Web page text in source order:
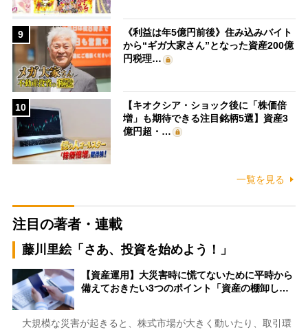
9
《利益は年5億円前後》住み込みバイト
から“ギガ大家さん”となった資産200億
円税理…
10
【キオクシア・ショック後に「株価倍
増」も期待できる注目銘柄5選】資産3
億円超・…
一覧を見る
注目の著者・連載
藤川里絵「さあ、投資を始めよう！」
【資産運用】大災害時に慌てないために平時から
備えておきたい3つのポイント「資産の棚卸し…
大規模な災害が起きると、株式市場が大きく動いたり、取引環